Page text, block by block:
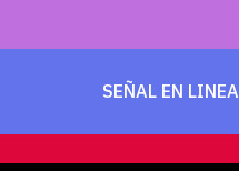
SEÑAL EN LINEA